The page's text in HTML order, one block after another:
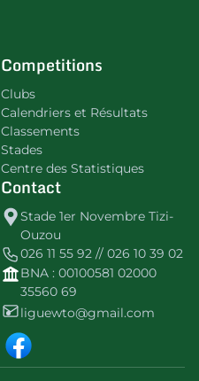
Competitions
Clubs
Calendriers et Résultats
Classements
Stades
Centre des Statistiques
Contact
Stade 1er Novembre Tizi-
Ouzou
026 11 55 92 // 026 10 39 02
BNA : 00100581 02000
35560 69
liguewto@gmail.com